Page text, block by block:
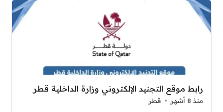
رابط موقع التجنيد الإلكتروني وزارة الداخلية قطر
منذ 8 أشهر قطر